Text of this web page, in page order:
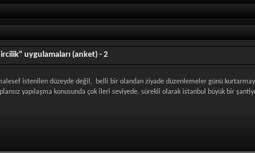
uygulamaları (anket) - 2
istenilen düzeyde değil, belli bir olandan ziyade düzenlemeler günü
yapılaşma konusunda çok ileri seviyede, sürekli olarak istanbul büyük bir